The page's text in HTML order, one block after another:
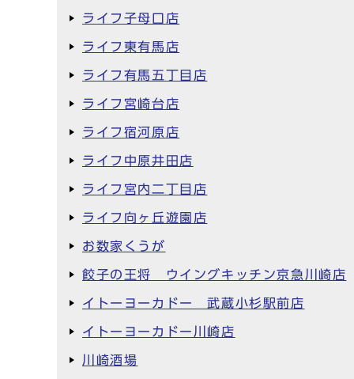
ライフ子母口店
ライフ東有馬店
ライフ有馬五丁目店
ライフ宮崎台店
ライフ宿河原店
ライフ中原井田店
ライフ宮内二丁目店
ライフ向ヶ丘遊園店
お数家くうが
餃子の王将 ウイングキッチン京急川崎店
イトーヨーカドー 武蔵小杉駅前店
イトーヨーカドー川崎店
川崎酒場